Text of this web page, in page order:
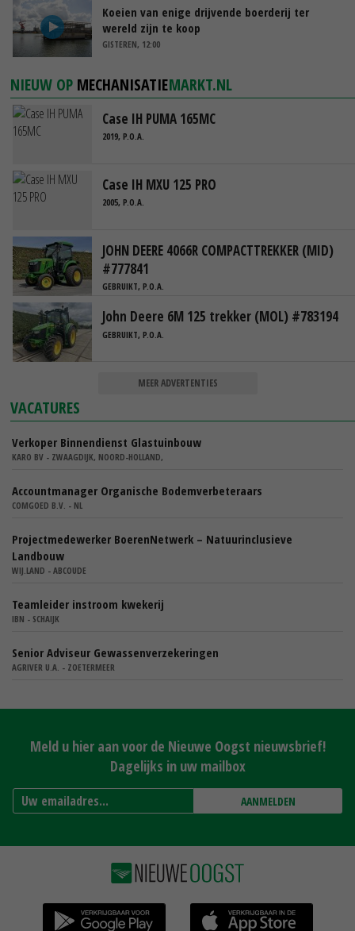
Koeien van enige drijvende boerderij ter
wereld zijn te koop
GISTEREN, 12:00
NIEUW OP MECHANISATIEMARKT.NL
Case IH PUMA 165MC
2019, P.O.A.
Case IH MXU 125 PRO
2005, P.O.A.
JOHN DEERE 4066R COMPACTTREKKER (MID)
#777841
GEBRUIKT, P.O.A.
John Deere 6M 125 trekker (MOL) #783194
GEBRUIKT, P.O.A.
MEER ADVERTENTIES
VACATURES
Verkoper Binnendienst Glastuinbouw
KARO BV - ZWAAGDIJK, NOORD-HOLLAND,
Accountmanager Organische Bodemverbeteraars
COMGOED B.V. - NL
Projectmedewerker BoerenNetwerk – Natuurinclusieve
Landbouw
WIJ.LAND - ABCOUDE
Teamleider instroom kwekerij
IBN - SCHAIJK
Senior Adviseur Gewassenverzekeringen
AGRIVER U.A. - ZOETERMEER
Meld u hier aan voor de Nieuwe Oogst nieuwsbrief!
Dagelijks in uw mailbox
AANMELDEN